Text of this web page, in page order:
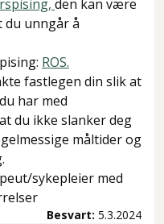
den kan være
du unngår å
ROS.
fastlegen din slik at
har med
du ikke slanker deg
måltider og
sykepleier med
Besvart: 5.3.2024